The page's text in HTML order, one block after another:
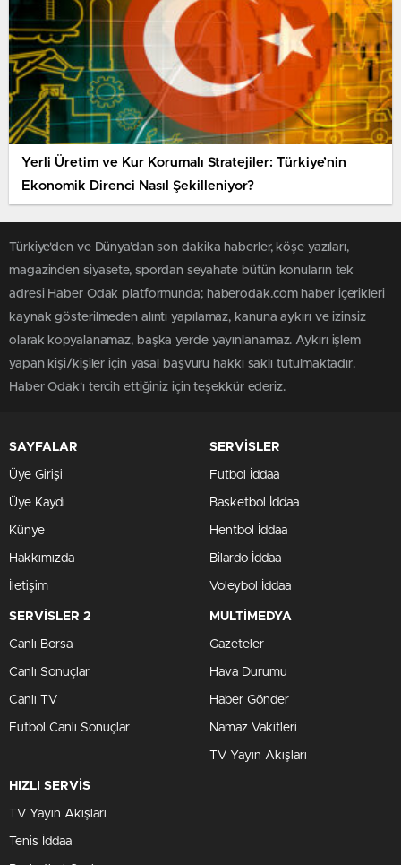
Yerli Üretim ve Kur Korumalı Stratejiler: Türkiye’nin
Ekonomik Direnci Nasıl Şekilleniyor?
Türkiye'den ve Dünya’dan son dakika haberler, köşe yazıları,
magazinden siyasete, spordan seyahate bütün konuların tek
adresi Haber Odak platformunda; haberodak.com haber içerikleri
kaynak gösterilmeden alıntı yapılamaz, kanuna aykırı ve izinsiz
olarak kopyalanamaz, başka yerde yayınlanamaz. Aykırı işlem
yapan kişi/kişiler için yasal başvuru hakkı saklı tutulmaktadır.
Haber Odak'ı tercih ettiğiniz için teşekkür ederiz.
SAYFALAR
Üye Girişi
Üye Kaydı
Künye
Hakkımızda
İletişim
SERVİSLER
Futbol İddaa
Basketbol İddaa
Hentbol İddaa
Bilardo İddaa
Voleybol İddaa
SERVİSLER 2
Canlı Borsa
Canlı Sonuçlar
Canlı TV
Futbol Canlı Sonuçlar
MULTİMEDYA
Gazeteler
Hava Durumu
Haber Gönder
Namaz Vakitleri
TV Yayın Akışları
HIZLI SERVİS
TV Yayın Akışları
Tenis İddaa